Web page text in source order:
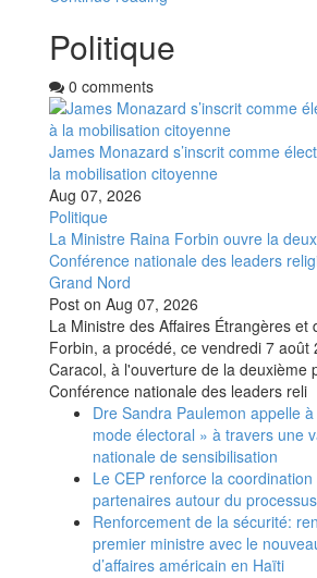
Politique
0 comments
James Monazard s’inscrit comme
la mobilisation citoyenne
Aug 07, 2026
Politique
La Ministre Raina Forbin ouvre la
Conférence nationale des leaders
Grand Nord
Post on Aug 07, 2026
La Ministre des Affaires Étrangères et
Forbin, a procédé, ce vendredi 7 août
Caracol, à l'ouverture de la deuxième
Conférence nationale des leaders reli
Dre Sandra Paulemon appelle
mode électoral » à travers une
nationale de sensibilisation
Le CEP renforce la
partenaires autour du
Renforcement de la sécurité:
premier ministre avec le
d’affaires américain en Haïti